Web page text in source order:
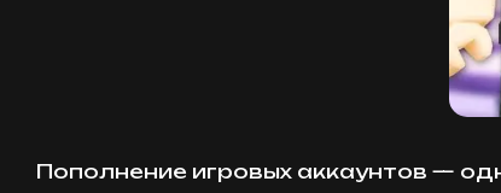
Пополнение игровых аккаунтов —